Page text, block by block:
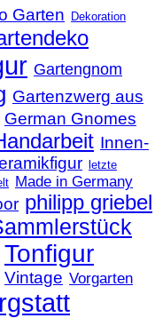
Garten Dekoration
Gartengnom
Gartenzwerg aus
German Gnomes
Innen-
letzte
Made in Germany
philipp griebel
Tonfigur
Vintage Vorgarten